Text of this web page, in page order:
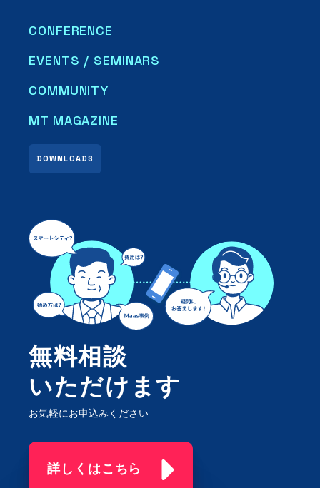
CONFERENCE
EVENTS / SEMINARS
COMMUNITY
DOWNLOADS
MT MAGAZINE
無料相談
いただけます
お気軽にお申込みください
詳しくはこちら